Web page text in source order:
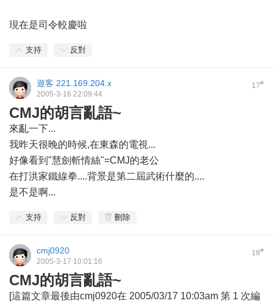
現在是司令較慶啦
支持 反對
17#
遊客 221.169.204.x
2005-3-16 22:09:44
CMJ的胡言亂語~
來亂一下...
我昨天很晚的時候,在東森的電視...
好像看到"慧劍斬情絲"=CMJ的老公
在打洪家鐵線拳....背景是第二屆武術什麼的....
是不是啊...
支持 反對 刪除
18#
cmj0920
2005-3-17 10:01:16
CMJ的胡言亂語~
[這篇文章最後由cmj0920在 2005/03/17 10:03am 第 1 次編